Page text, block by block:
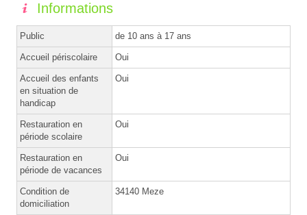
Informations
Public de 10 ans à 17 ans
Accueil périscolaire Oui
Accueil des enfants
en situation de
handicap
Oui
Restauration en
période scolaire
Oui
Restauration en
période de vacances
Oui
Condition de
domiciliation
34140 Meze